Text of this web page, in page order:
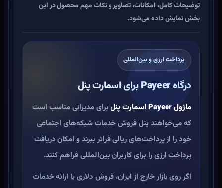
توضیحات کامل، امکانات، تصاویر و نکات مهم محصول در این
بخش نمایش داده می‌شود.
پرداخت ارزی و بین‌المللی
درگاه Payeer برای اسمارت پنل
ماژول Payeer اسمارت پنل
برای مدیرانی مناسب است
که می‌خواهند پنل فروش خدمات شبکه‌های اجتماعی
خود را از پرداخت‌های ریالی فراتر ببرند و امکان دریافت
پرداخت ارزی را برای کاربران بین‌المللی فراهم کنند.
اگر روی بازار خارج از ایران، فروش دلاری یا ارائه خدمات